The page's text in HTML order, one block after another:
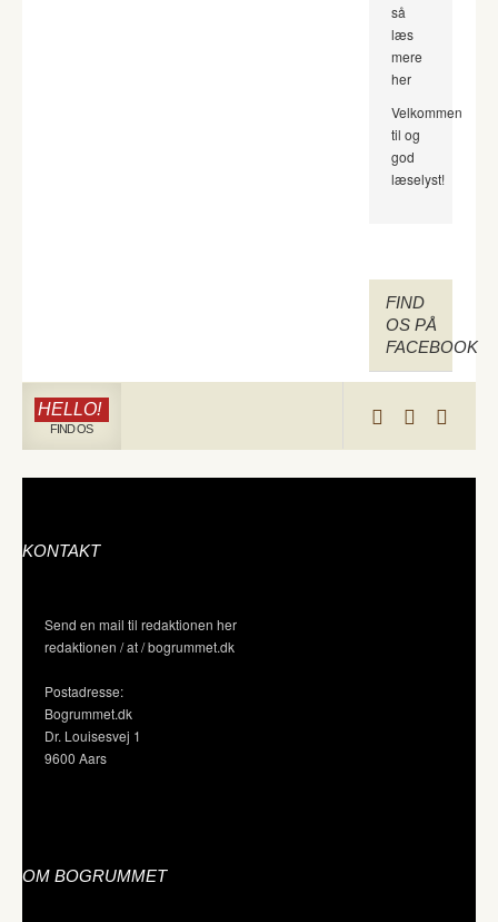
så
læs
mere
her
Velkommen
til og
god
læselyst!
FIND
OS PÅ
FACEBOOK
HELLO!
FIND OS
KONTAKT
Send en mail til redaktionen her
redaktionen / at / bogrummet.dk
Postadresse:
Bogrummet.dk
Dr. Louisesvej 1
9600 Aars
OM BOGRUMMET